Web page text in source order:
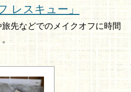
レスキュー」
先などでのメイクオフに時間
。